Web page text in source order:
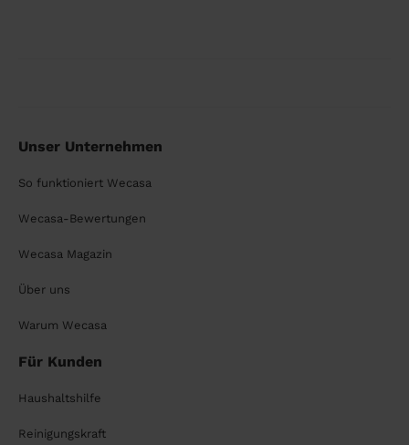
Unser Unternehmen
So funktioniert Wecasa
Wecasa-Bewertungen
Wecasa Magazin
Über uns
Warum Wecasa
Für Kunden
Haushaltshilfe
Reinigungskraft